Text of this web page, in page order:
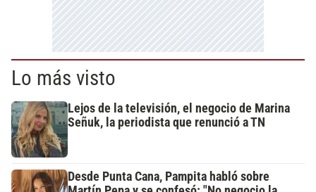
Lo más visto
Lejos de la televisión, el negocio de Marina
Señuk, la periodista que renunció a TN
Desde Punta Cana, Pampita habló sobre